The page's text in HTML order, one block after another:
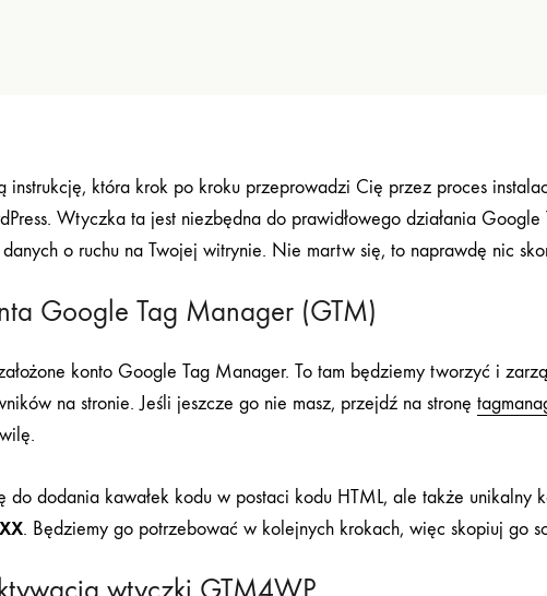
instrukcję, która krok po kroku przeprowadzi Cię przez proces
Wtyczka ta jest niezbędna do prawidłowego działania
o ruchu na Twojej witrynie. Nie martw się, to naprawdę nic
Google Tag Manager (GTM)
konto Google Tag Manager. To tam będziemy tworzyć i
na stronie. Jeśli jeszcze go nie masz, przejdź na stronę
do dodania kawałek kodu w postaci kodu HTML, ale także
. Będziemy go potrzebować w kolejnych krokach, więc skopiuj go